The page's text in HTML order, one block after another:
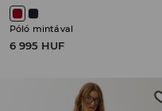
Póló mintával
6 995 HUF